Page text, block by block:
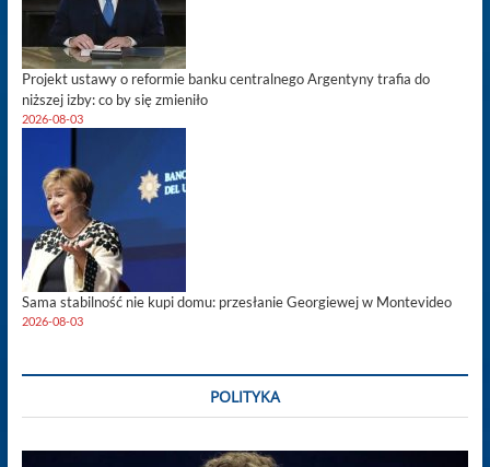
Projekt ustawy o reformie banku centralnego Argentyny trafia do
niższej izby: co by się zmieniło
2026-08-03
Sama stabilność nie kupi domu: przesłanie Georgiewej w Montevideo
2026-08-03
POLITYKA